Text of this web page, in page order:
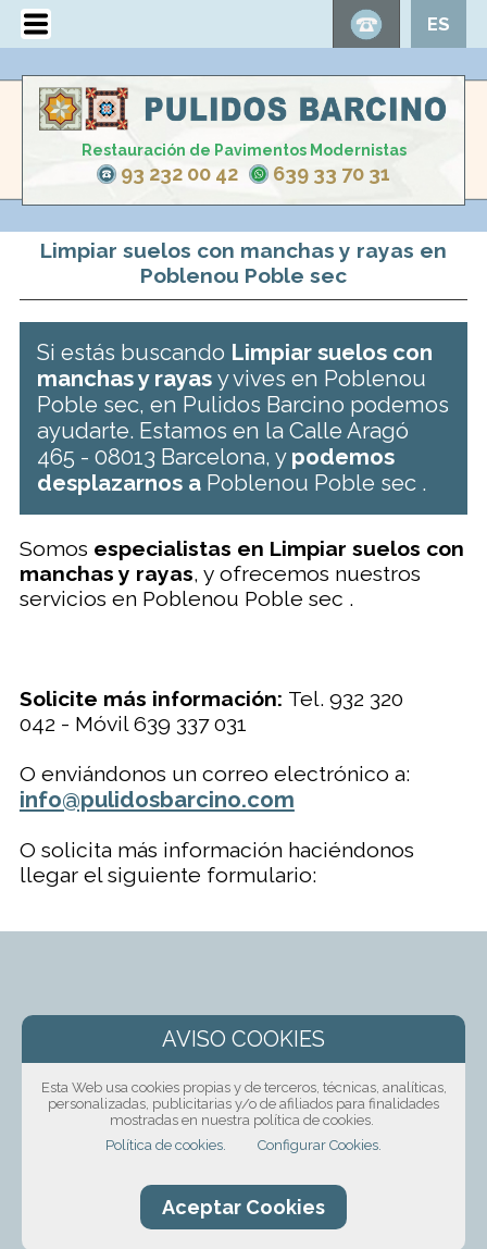
ES
Restauración de Pavimentos Modernistas
93 232 00 42 639 33 70 31
Limpiar suelos con manchas y rayas en
Poblenou Poble sec
Si estás buscando Limpiar suelos con
manchas y rayasy vives en Poblenou
Poble sec, en Pulidos Barcino podemos
ayudarte. Estamos en la Calle Aragó
465 - 08013 Barcelona, y podemos
desplazarnos a Poblenou Poble sec .
Somos especialistas en Limpiar suelos con
manchas y rayas, y ofrecemos nuestros
servicios en Poblenou Poble sec .
Solicite más información: Tel. 932 320
042 - Móvil 639 337 031
O enviándonos un correo electrónico a:
info@pulidosbarcino.com
O solicita más información haciéndonos
llegar el siguiente formulario:
¡Solicita presupuesto
sin compromiso!
Ponte en contacto con nosotros mediante
nuestro formulario, por teléfono o correo
sobre el trabajo que requeres podremos
ofrecerte un primer presupuesto sin
Esta Web usa cookies propias y de terceros, técnicas, analíticas,
personalizadas, publicitarias y/o de afiliados para finalidades
mostradas en nuestra política de cookies.
Política de cookies.
Configurar Cookies.
Aceptar Cookies